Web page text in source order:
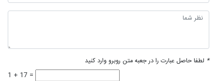
* لطفا حاصل عبارت را در جعبه متن روبرو وارد کنید
1 + 17 =